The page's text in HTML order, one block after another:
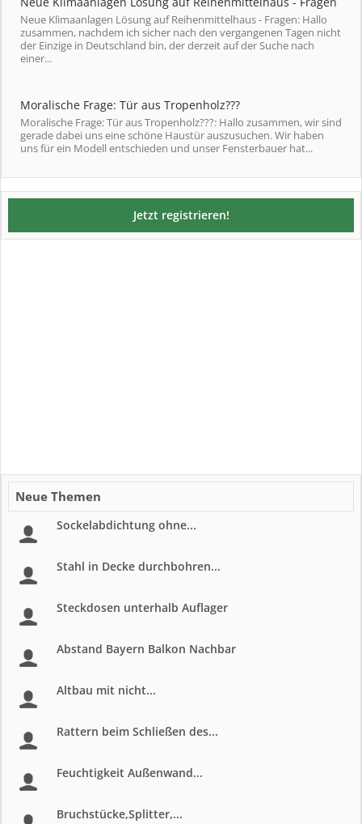
Neue Klimaanlagen Lösung auf Reihenmittelhaus - Fragen: Hallo
zusammen, nachdem ich sicher nach den vergangenen Tagen nicht
der Einzige in Deutschland bin, der derzeit auf der Suche nach
einer...
Moralische Frage: Tür aus Tropenholz???
Moralische Frage: Tür aus Tropenholz???: Hallo zusammen, wir sind
gerade dabei uns eine schöne Haustür auszusuchen. Wir haben
uns für ein Modell entschieden und unser Fensterbauer hat...
Jetzt registrieren!
Neue Themen
Sockelabdichtung ohne...
Stahl in Decke durchbohren...
Steckdosen unterhalb Auflager
Abstand Bayern Balkon Nachbar
Altbau mit nicht...
Rattern beim Schließen des...
Feuchtigkeit Außenwand...
Bruchstücke,Splitter,...